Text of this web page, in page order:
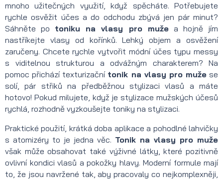
mnoho užitečných využití, když spěcháte. Potřebujete
rychle osvěžit účes a do odchodu zbývá jen pár minut?
Sáhněte po toniku na vlasy pro mužea hojně jím
nastříkejte vlasy od kořínků. Lehký objem a osvěžení
zaručeny. Chcete rychle vytvořit módní účes typu messy
s viditelnou strukturou a odvážným charakterem? Na
pomoc přichází texturizační tonik na vlasy pro mužese
solí, pár střiků na předběžnou stylizaci vlasů a máte
hotovo! Pokud milujete, když je stylizace mužských účesů
rychlá, rozhodně vyzkoušejte toniky na stylizaci.
Praktické použití, krátká doba aplikace a pohodlné lahvičky
s atomizéry to je jedna věc. Tonik na vlasy pro muže
však může obsahovat také výživné látky, které pozitivně
ovlivní kondici vlasů a pokožky hlavy. Moderní formule mají
to, že jsou navržené tak, aby pracovaly co nejkomplexněji,